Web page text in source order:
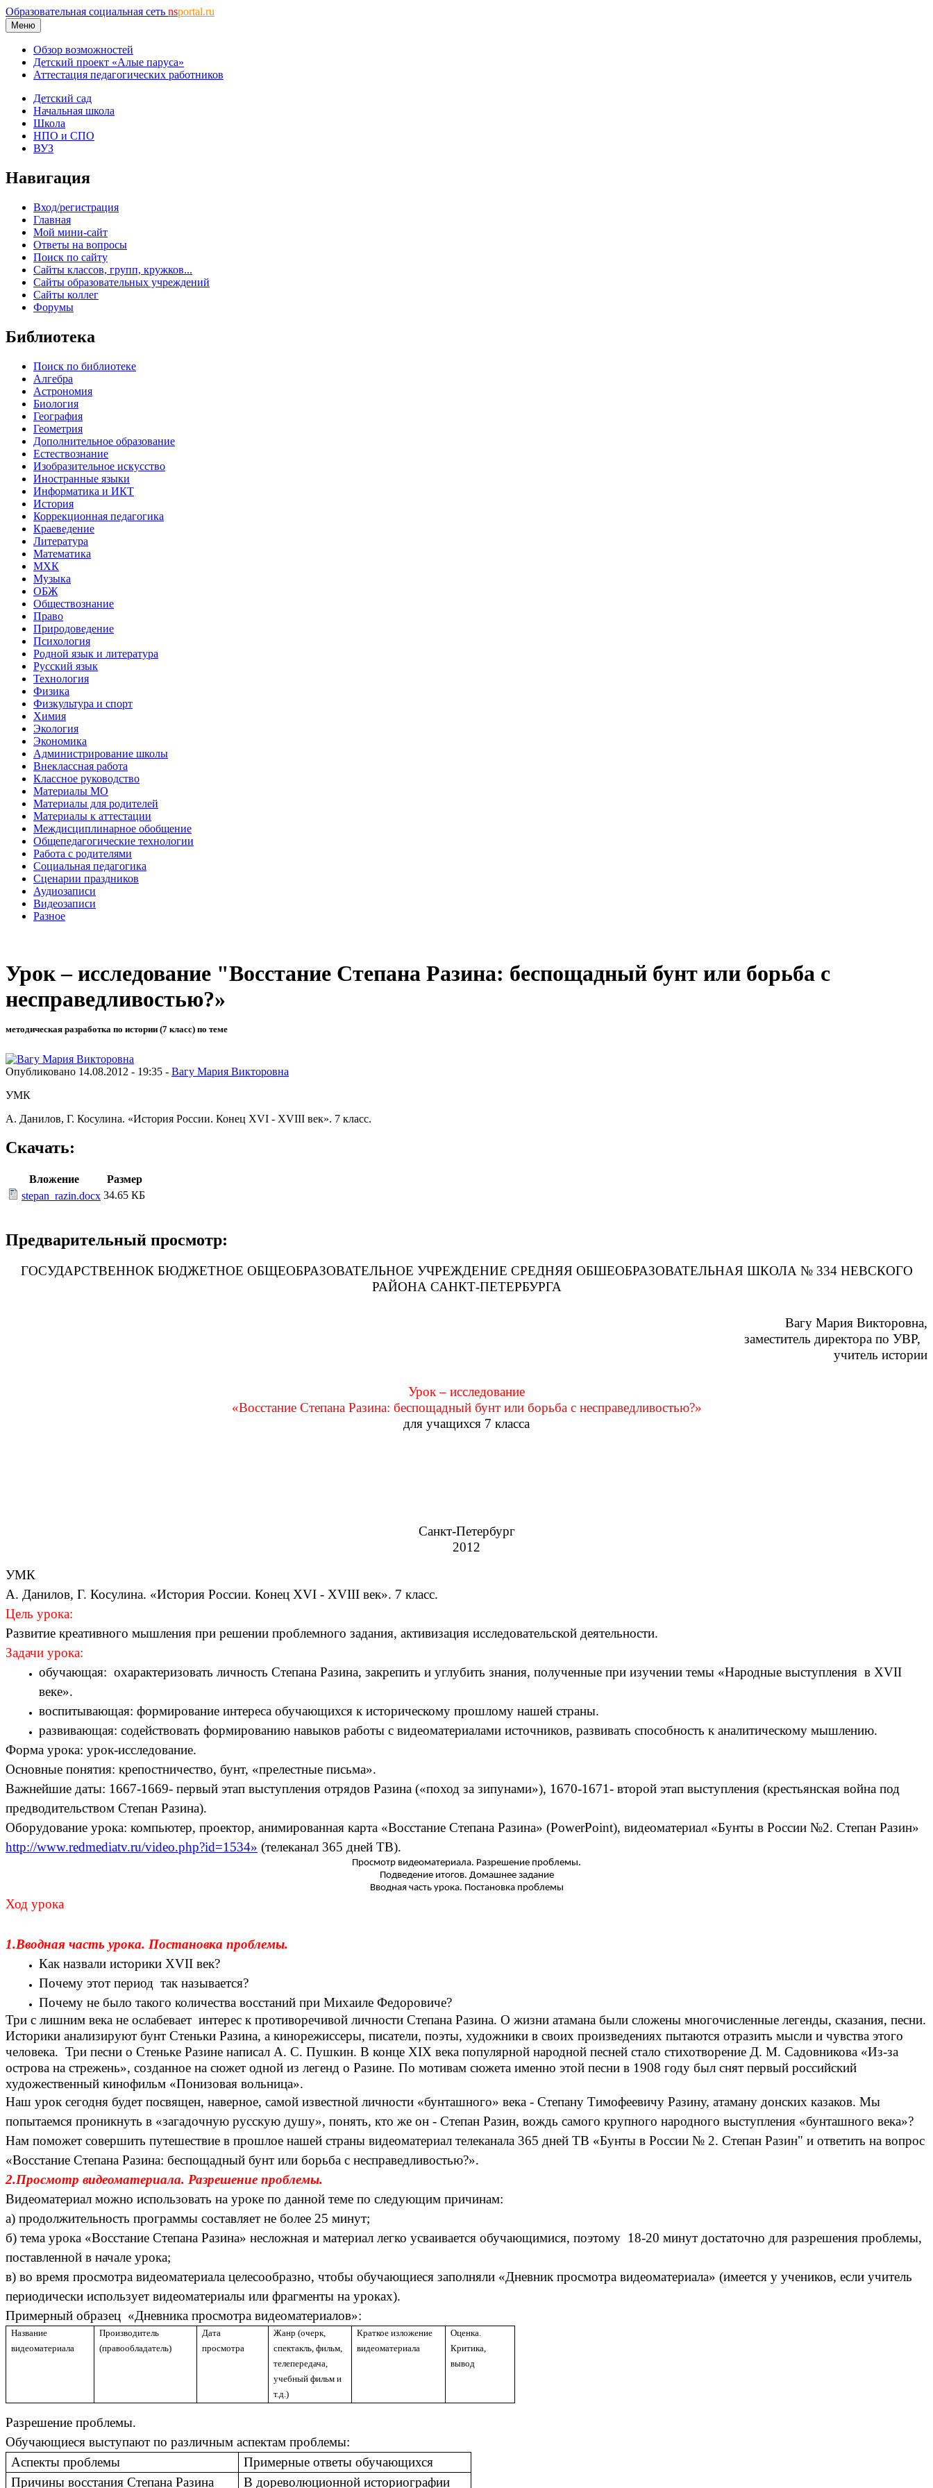
Образовательная социальная сеть nsportal.ru
Меню
Обзор возможностей
Детский проект «Алые паруса»
Аттестация педагогических работников
Детский сад
Начальная школа
Школа
НПО и СПО
ВУЗ
Навигация
Вход/регистрация
Главная
Мой мини-сайт
Ответы на вопросы
Поиск по сайту
Сайты классов, групп, кружков...
Сайты образовательных учреждений
Сайты коллег
Форумы
Библиотека
Поиск по библиотеке
Алгебра
Астрономия
Биология
География
Геометрия
Дополнительное образование
Естествознание
Изобразительное искусство
Иностранные языки
Информатика и ИКТ
История
Коррекционная педагогика
Краеведение
Литература
Математика
МХК
Музыка
ОБЖ
Обществознание
Право
Природоведение
Психология
Родной язык и литература
Русский язык
Технология
Физика
Физкультура и спорт
Химия
Экология
Экономика
Администрирование школы
Внеклассная работа
Классное руководство
Материалы МО
Материалы для родителей
Материалы к аттестации
Междисциплинарное обобщение
Общепедагогические технологии
Работа с родителями
Социальная педагогика
Сценарии праздников
Аудиозаписи
Видеозаписи
Разное
Урок – исследование "Восстание Степана Разина: беспощадный бунт или борьба с
несправедливостью?»
методическая разработка по истории (7 класс) по теме
Опубликовано 14.08.2012 - 19:35 - Вагу Мария Викторовна
УМК
А. Данилов, Г. Косулина. «История России. Конец XVI - XVIII век». 7 класс.
Скачать:
Вложение
Размер
stepan_razin.docx 34.65 КБ
Предварительный просмотр:
ГОСУДАРСТВЕННОК БЮДЖЕТНОЕ ОБЩЕОБРАЗОВАТЕЛЬНОЕ УЧРЕЖДЕНИЕ СРЕДНЯЯ ОБШЕОБРАЗОВАТЕЛЬНАЯ ШКОЛА № 334 НЕВСКОГО
РАЙОНА САНКТ-ПЕТЕРБУРГА
Вагу Мария Викторовна,
заместитель директора по УВР,
учитель истории
Урок – исследование
«Восстание Степана Разина: беспощадный бунт или борьба с несправедливостью?»
для учащихся 7 класса
Санкт-Петербург
2012
УМК
А. Данилов, Г. Косулина. «История России. Конец XVI - XVIII век». 7 класс.
Цель урока:
Развитие креативного мышления при решении проблемного задания, активизация исследовательской деятельности.
Задачи урока:
обучающая: охарактеризовать личность Степана Разина, закрепить и углубить знания, полученные при изучении темы «Народные выступления в XVII
веке».
воспитывающая: формирование интереса обучающихся к историческому прошлому нашей страны.
развивающая: содействовать формированию навыков работы с видеоматериалами источников, развивать способность к аналитическому мышлению.
Форма урока: урок-исследование.
Основные понятия: крепостничество, бунт, «прелестные письма».
Важнейшие даты: 1667-1669- первый этап выступления отрядов Разина («поход за зипунами»), 1670-1671- второй этап выступления (крестьянская война под
предводительством Степан Разина).
Оборудование урока: компьютер, проектор, анимированная карта «Восстание Степана Разина» (PowerPoint), видеоматериал «Бунты в России №2. Степан Разин»
http://www.redmediatv.ru/video.php?id=1534» (телеканал 365 дней ТВ).
Просмотр видеоматериала. Разрешение проблемы.
Подведение итогов. Домашнее задание
Вводная часть урока. Постановка проблемы
Ход урока
1.Вводная часть урока. Постановка проблемы.
Как назвали историки XVII век?
Почему этот период так называется?
Почему не было такого количества восстаний при Михаиле Федоровиче?
Три с лишним века не ослабевает интерес к противоречивой личности Степана Разина. О жизни атамана были сложены многочисленные легенды, сказания, песни.
Историки анализируют бунт Стеньки Разина, а кинорежиссеры, писатели, поэты, художники в своих произведениях пытаются отразить мысли и чувства этого
человека. Три песни о Стеньке Разине написал А. С. Пушкин. В конце XIX века популярной народной песней стало стихотворение Д. М. Садовникова «Из-за
острова на стрежень», созданное на сюжет одной из легенд о Разине. По мотивам сюжета именно этой песни в 1908 году был снят первый российский
художественный кинофильм «Понизовая вольница».
Наш урок сегодня будет посвящен, наверное, самой известной личности «бунташного» века - Степану Тимофеевичу Разину, атаману донских казаков. Мы
попытаемся проникнуть в «загадочную русскую душу», понять, кто же он - Степан Разин, вождь самого крупного народного выступления «бунташного века»?
Нам поможет совершить путешествие в прошлое нашей страны видеоматериал телеканала 365 дней ТВ «Бунты в России № 2. Степан Разин" и ответить на вопрос
«Восстание Степана Разина: беспощадный бунт или борьба с несправедливостью?».
2.Просмотр видеоматериала. Разрешение проблемы.
Видеоматериал можно использовать на уроке по данной теме по следующим причинам:
а) продолжительность программы составляет не более 25 минут;
б) тема урока «Восстание Степана Разина» несложная и материал легко усваивается обучающимися, поэтому 18-20 минут достаточно для разрешения проблемы,
поставленной в начале урока;
в) во время просмотра видеоматериала целесообразно, чтобы обучающиеся заполняли «Дневник просмотра видеоматериала» (имеется у учеников, если учитель
периодически использует видеоматериалы или фрагменты на уроках).
Примерный образец «Дневника просмотра видеоматериалов»:
Название
видеоматериала
Производитель
(правообладатель)
Дата
просмотра
Жанр (очерк,
спектакль, фильм,
телепередача,
учебный фильм и
т.д.)
Краткое изложение
видеоматериала
Оценка.
Критика,
вывод
Разрешение проблемы.
Обучающиеся выступают по различным аспектам проблемы:
Аспекты проблемы
Примерные ответы обучающихся
Причины восстания Степана Разина
В дореволюционной историографии